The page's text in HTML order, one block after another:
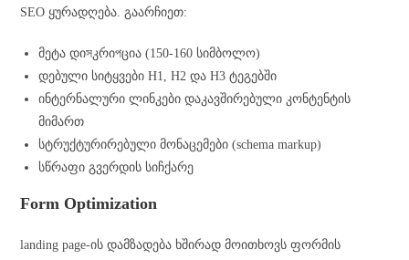
SEO ყურადღება. გაარჩიეთ:
მეტა დიসკრიপცია (150-160 სიმბოლო)
დებული სიტყვები H1, H2 და H3 ტეგებში
ინტერნალური ლინკები დაკავშირებული კონტენტის
მიმართ
სტრუქტურირებული მონაცემები (schema markup)
სწრაფი გვერდის სიჩქარე
Form Optimization
landing page-ის დამზადება ხშირად მოითხოვს ფორმის